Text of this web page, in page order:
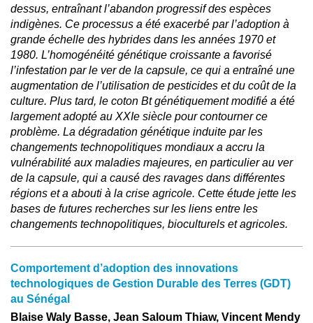
dessus, entraînant l’abandon progressif des espèces
indigènes. Ce processus a été exacerbé par l’adoption à
grande échelle des hybrides dans les années 1970 et
1980. L’homogénéité génétique croissante a favorisé
l’infestation par le ver de la capsule, ce qui a entraîné une
augmentation de l’utilisation de pesticides et du coût de la
culture. Plus tard, le coton Bt génétiquement modifié a été
largement adopté au XXIe siècle pour contourner ce
problème. La dégradation génétique induite par les
changements technopolitiques mondiaux a accru la
vulnérabilité aux maladies majeures, en particulier au ver
de la capsule, qui a causé des ravages dans différentes
régions et a abouti à la crise agricole. Cette étude jette les
bases de futures recherches sur les liens entre les
changements technopolitiques, bioculturels et agricoles.
Comportement d’adoption des innovations
technologiques de Gestion Durable des Terres (GDT)
au Sénégal
Blaise Waly Basse, Jean Saloum Thiaw, Vincent Mendy